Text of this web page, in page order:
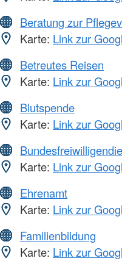
Beratung zur
Karte: Link zur
Betreutes Reisen
Karte: Link zur
Blutspende
Karte: Link zur
Karte: Link zur
Ehrenamt
Karte: Link zur
Familienbildung
Karte: Link zur